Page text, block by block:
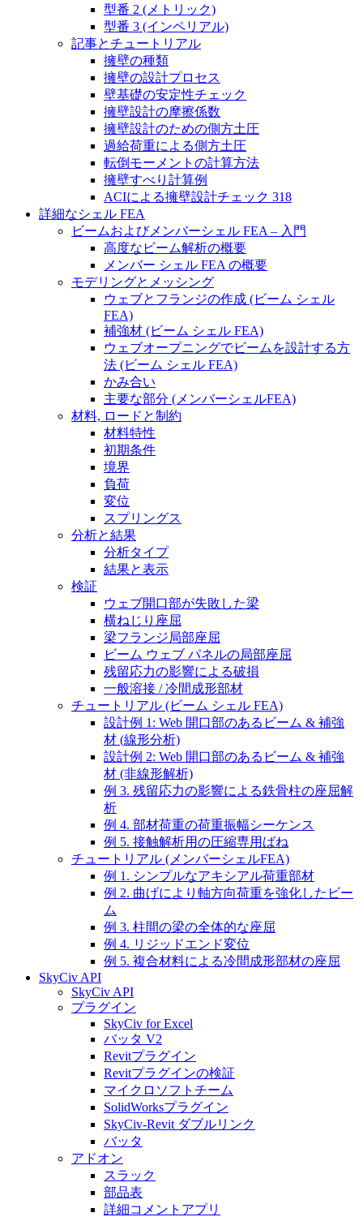
型番 2 (メトリック)
型番 3 (インペリアル)
記事とチュートリアル
擁壁の種類
擁壁の設計プロセス
壁基礎の安定性チェック
擁壁設計の摩擦係数
擁壁設計のための側方土圧
過給荷重による側方土圧
転倒モーメントの計算方法
擁壁すべり計算例
ACIによる擁壁設計チェック 318
詳細なシェル FEA
ビームおよびメンバーシェル FEA – 入門
高度なビーム解析の概要
メンバー シェル FEA の概要
モデリングとメッシング
ウェブとフランジの作成 (ビーム シェル
FEA)
補強材 (ビーム シェル FEA)
ウェブオープニングでビームを設計する方
法 (ビーム シェル FEA)
かみ合い
主要な部分 (メンバーシェルFEA)
材料, ロードと制約
材料特性
初期条件
境界
負荷
変位
スプリングス
分析と結果
分析タイプ
結果と表示
検証
ウェブ開口部が失敗した梁
横ねじり座屈
梁フランジ局部座屈
ビーム ウェブ パネルの局部座屈
残留応力の影響による破損
一般溶接 / 冷間成形部材
チュートリアル (ビーム シェル FEA)
設計例 1: Web 開口部のあるビーム & 補強
材 (線形分析)
設計例 2: Web 開口部のあるビーム & 補強
材 (非線形解析)
例 3. 残留応力の影響による鉄骨柱の座屈解
析
例 4. 部材荷重の荷重振幅シーケンス
例 5. 接触解析用の圧縮専用ばね
チュートリアル (メンバーシェルFEA)
例 1. シンプルなアキシアル荷重部材
例 2. 曲げにより軸方向荷重を強化したビー
ム
例 3. 柱間の梁の全体的な座屈
例 4. リジッドエンド変位
例 5. 複合材料による冷間成形部材の座屈
SkyCiv API
SkyCiv API
プラグイン
SkyCiv for Excel
バッタ V2
Revitプラグイン
Revitプラグインの検証
マイクロソフトチーム
SolidWorksプラグイン
SkyCiv-Revit ダブルリンク
バッタ
アドオン
スラック
部品表
詳細コメントアプリ